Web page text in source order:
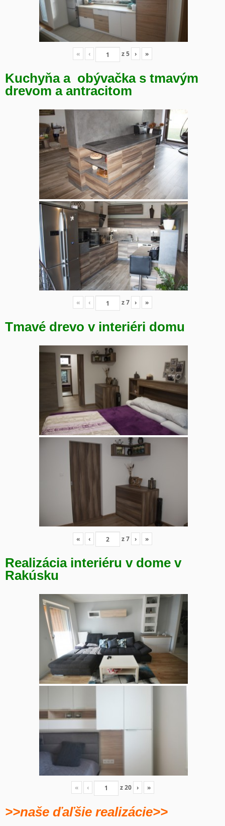
« ‹ z5 › »
Kuchyňa a obývačka s tmavým
drevom a antracitom
« ‹ z7 › »
Tmavé drevo v interiéri domu
« ‹ z7 › »
Realizácia interiéru v dome v
Rakúsku
« ‹ z20 › »
>>naše ďaľšie realizácie>>